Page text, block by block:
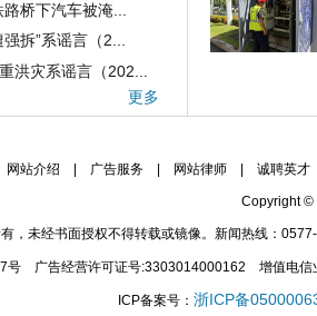
桥下汽车被淹...
拆”系谣言（2...
洪灾系谣言（202...
更多
网站介绍 | 广告服务 | 网站律师 | 诚聘英
Copyright
，未经书面授权不得转载或镜像。新闻热线：
号 广告经营许可证号:3303014000162 增值电
ICP备案号： 浙ICP备